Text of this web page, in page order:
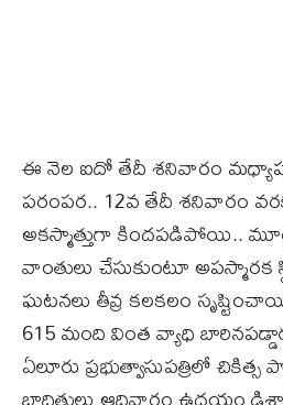
ఈ నెల ఐదో తేదీ శనివారం
పరంపర.. 12వ తేదీ శనివారం
అకస్మాత్తుగా కిందపడిపోయి..
వాంతులు చేసుకుంటూ
ఘటనలు తీవ్ర కలకలం
615 మంది వింత వ్యాధి
ఏలూరు ప్రభుత్వాసుపత్రిలో చికిత్స